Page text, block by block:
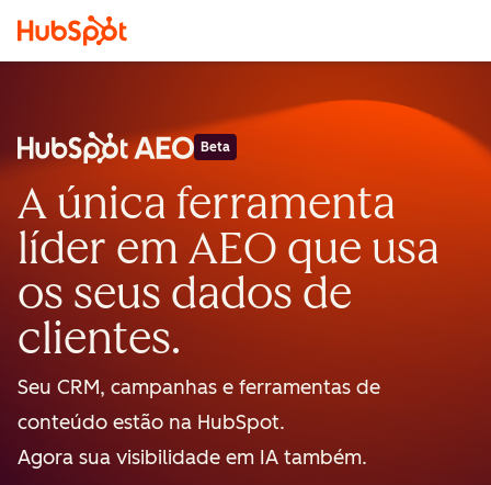
Beta
A única ferramenta
líder em AEO que usa
os seus dados de
clientes.
Seu CRM, campanhas e ferramentas de
conteúdo estão na HubSpot.
Agora sua visibilidade em IA também.